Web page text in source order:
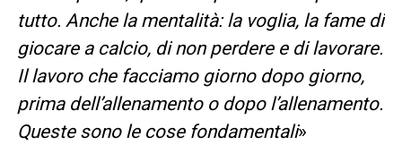
tutto. Anche la mentalità: la voglia, la fame di
giocare a calcio, di non perdere e di lavorare.
Il lavoro che facciamo giorno dopo giorno,
prima dell’allenamento o dopo l’allenamento.
Queste sono le cose fondamentali»